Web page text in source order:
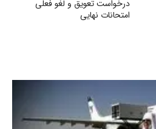
درخواست تعویق و لغو فعلی
امتحانات نهایی